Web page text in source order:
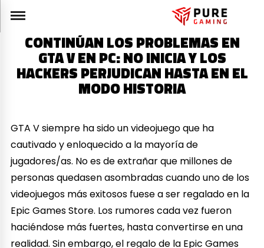
CONTINÚAN LOS PROBLEMAS EN
GTA V EN PC: NO INICIA Y LOS
HACKERS PERJUDICAN HASTA EN EL
MODO HISTORIA
GTA V siempre ha sido un videojuego que ha
cautivado y enloquecido a la mayoría de
jugadores/as. No es de extrañar que millones de
personas quedasen asombradas cuando uno de los
videojuegos más exitosos fuese a ser regalado en la
Epic Games Store. Los rumores cada vez fueron
haciéndose más fuertes, hasta convertirse en una
realidad. Sin embargo, el regalo de la Epic Games